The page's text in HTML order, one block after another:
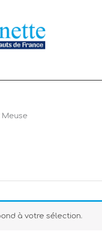
Meuse
à votre sélection.